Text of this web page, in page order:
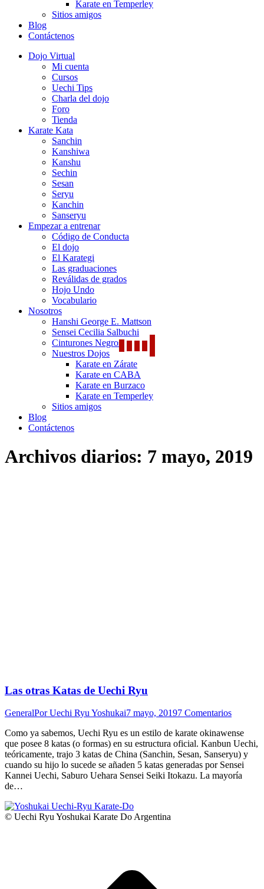
Karate en Temperley
Sitios amigos
Blog
Contáctenos
Dojo Virtual
Mi cuenta
Cursos
Uechi Tips
Charla del dojo
Foro
Tienda
Karate Kata
Sanchin
Kanshiwa
Kanshu
Sechin
Sesan
Seryu
Kanchin
Sanseryu
Empezar a entrenar
Código de Conducta
El dojo
El Karategi
Las graduaciones
Reválidas de grados
Hojo Undo
Vocabulario
Nosotros
Hanshi George E. Mattson
Sensei Cecilia Salbuchi
Cinturones Negros
Nuestros Dojos
Karate en Zárate
Karate en CABA
Karate en Burzaco
Karate en Temperley
Sitios amigos
Blog
Contáctenos
Archivos diarios: 7 mayo, 2019
Las otras Katas de Uechi Ryu
GeneralPorUechi Ryu Yoshukai7 mayo, 20197 Comentarios
Como ya sabemos, Uechi Ryu es un estilo de karate okinawense
que posee 8 katas (o formas) en su estructura oficial. Kanbun Uechi,
teóricamente, trajo 3 katas de China (Sanchin, Sesan, Sanseryu) y
cuando su hijo lo sucede se añaden 5 katas generadas por Sensei
Kannei Uechi, Saburo Uehara Sensei Seiki Itokazu. La mayoría
de…
© Uechi Ryu Yoshukai Karate Do Argentina